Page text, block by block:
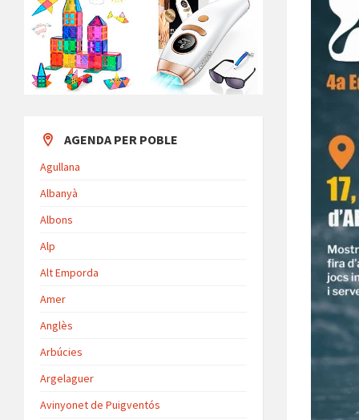
AGENDA PER POBLE
Agullana
Albanyà
Albons
Alp
Alt Emporda
Amer
Anglès
Arbúcies
Argelaguer
Avinyonet de Puigventós